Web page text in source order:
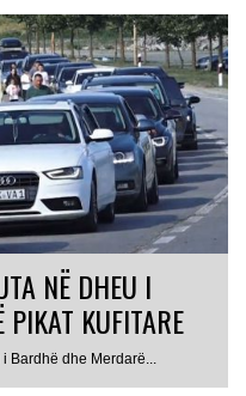
NË DHEU I
PIKAT KUFITARE
Bardhë dhe Merdarë...